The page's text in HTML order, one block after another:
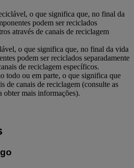
o que significa que, no final da
podem ser reciclados
através de canais de reciclagem
o que significa que, no final da vida
podem ser reciclados separadamente
de reciclagem específicos.
todo ou em parte, o que significa que
de canais de reciclagem (consulte as
obter mais informações).